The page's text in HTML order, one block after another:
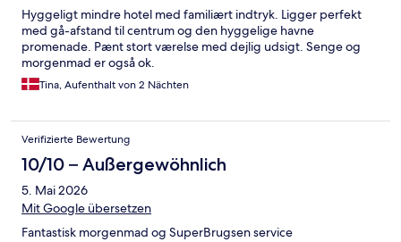
Hyggeligt mindre hotel med familiært indtryk. Ligger perfekt
med gå-afstand til centrum og den hyggelige havne
promenade. Pænt stort værelse med dejlig udsigt. Senge og
morgenmad er også ok.
Tina, Aufenthalt von 2 Nächten
Verifizierte Bewertung
10/10 – Außergewöhnlich
5. Mai 2026
Mit Google übersetzen
Fantastisk morgenmad og SuperBrugsen service